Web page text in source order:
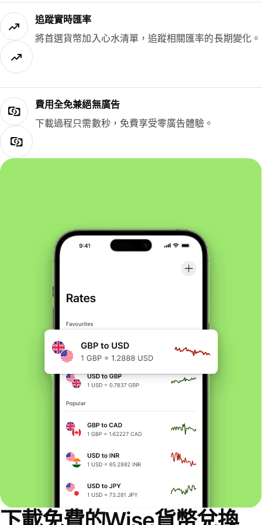
追蹤實時匯率
將首選貨幣加入心水清單，追蹤相關匯率的長期變化。
費用全免兼絕無廣告
下載過程只需數秒，免費享受零廣告體驗。